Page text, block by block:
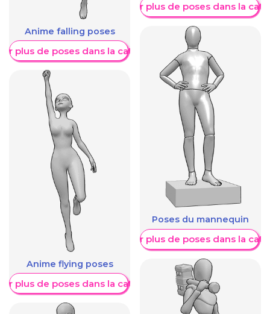
Anime falling poses
plus de poses dans la catégorie
Anime flying poses
plus de poses dans la catégorie
Afficher plus de poses dans la
Poses du mannequin
Afficher plus de poses dans la